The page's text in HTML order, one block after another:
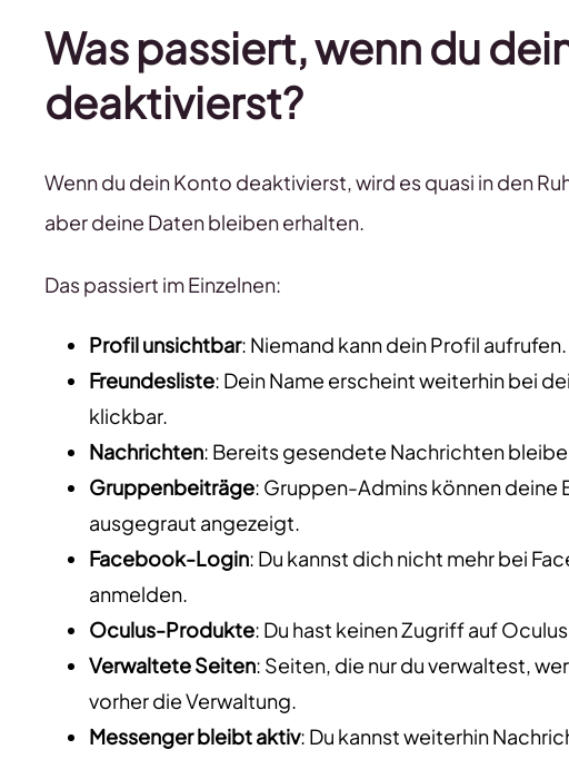
Was passiert, wenn du
deaktivierst?
Wenn du dein Konto deaktivierst, wird es quasi in den
aber deine Daten bleiben erhalten.
Das passiert im Einzelnen:
Profil unsichtbar: Niemand kann dein Profil aufrufen.
Freundesliste: Dein Name erscheint weiterhin bei
klickbar.
Nachrichten: Bereits gesendete Nachrichten
Gruppenbeiträge: Gruppen-Admins können deine
ausgegraut angezeigt.
Facebook-Login: Du kannst dich nicht mehr bei
anmelden.
Oculus-Produkte: Du hast keinen Zugriff auf
Verwaltete Seiten: Seiten, die nur du verwaltest,
vorher die Verwaltung.
Messenger bleibt aktiv: Du kannst weiterhin